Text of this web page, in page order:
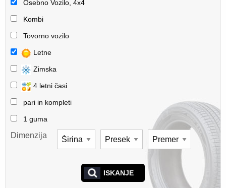
Osebno Vozilo, 4x4
Kombi
Tovorno vozilo
Letne
Zimska
4 letni časi
pari in kompleti
1 guma
Dimenzija
ISKANJE